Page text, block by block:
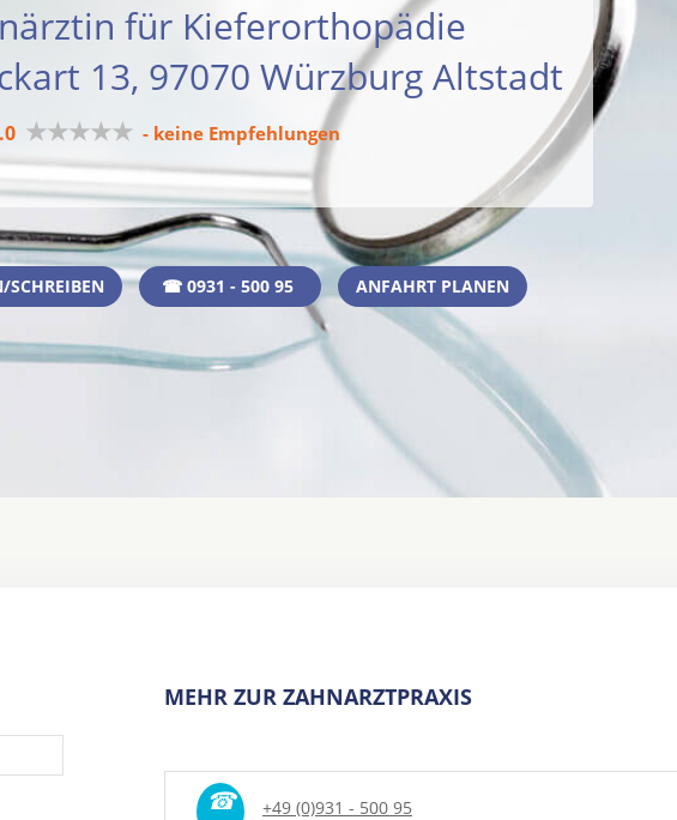
für Kieferorthopädie
13, 97070 Würzburg Altstadt
★★★★★ - keine Empfehlungen
SCHREIBEN ☎ 0931 - 500 95 ANFAHRT PLANEN
MEHR ZUR ZAHNARZTPRAXIS
☎ +49 (0)931 - 500 95